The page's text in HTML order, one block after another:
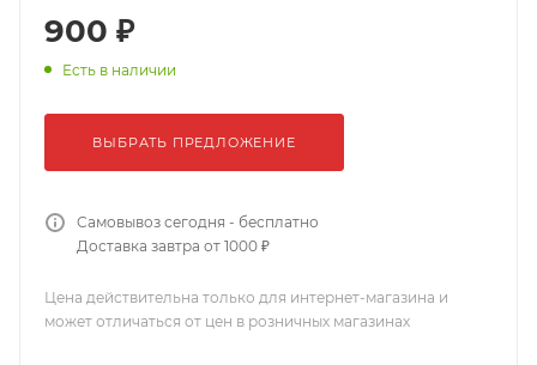
900 ₽
Есть в наличии
ВЫБРАТЬ ПРЕДЛОЖЕНИЕ
Самовывоз сегодня - бесплатно
Доставка завтра от 1000 ₽
Цена действительна только для интернет-магазина и
может отличаться от цен в розничных магазинах